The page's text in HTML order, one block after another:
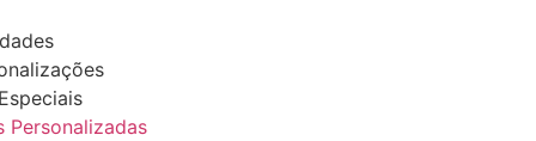
Personalizadas